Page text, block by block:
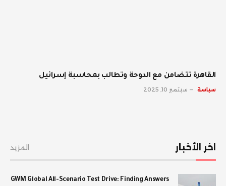
القاهرة تتضامن مع الدوحة وتطالب بمحاسبة إسرائيل
سياسة سبتمبر 10, 2025
اخر الأخبار المزيد
GWM Global All-Scenario Test Drive: Finding Answers